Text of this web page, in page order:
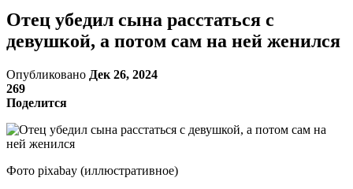
Отец убедил сына расстаться с
девушкой, а потом сам на ней женился
Опубликовано Дек 26, 2024
269
Поделится
Фото pixabay (иллюстративное)